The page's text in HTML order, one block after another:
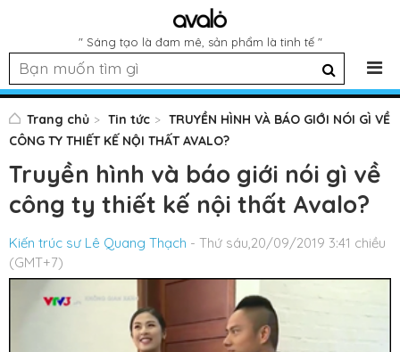
" Sáng tạo là đam mê, sản phẩm là tinh tế "
Trang chủ Tin tức
TRUYỀN HÌNH VÀ BÁO GIỚI NÓI GÌ VỀ
CÔNG TY THIẾT KẾ NỘI THẤT AVALO?
Truyền hình và báo giới nói gì về
công ty thiết kế nội thất Avalo?
Kiến trúc sư Lê Quang Thạch - Thứ sáu,20/09/2019 3:41 chiều
(GMT+7)